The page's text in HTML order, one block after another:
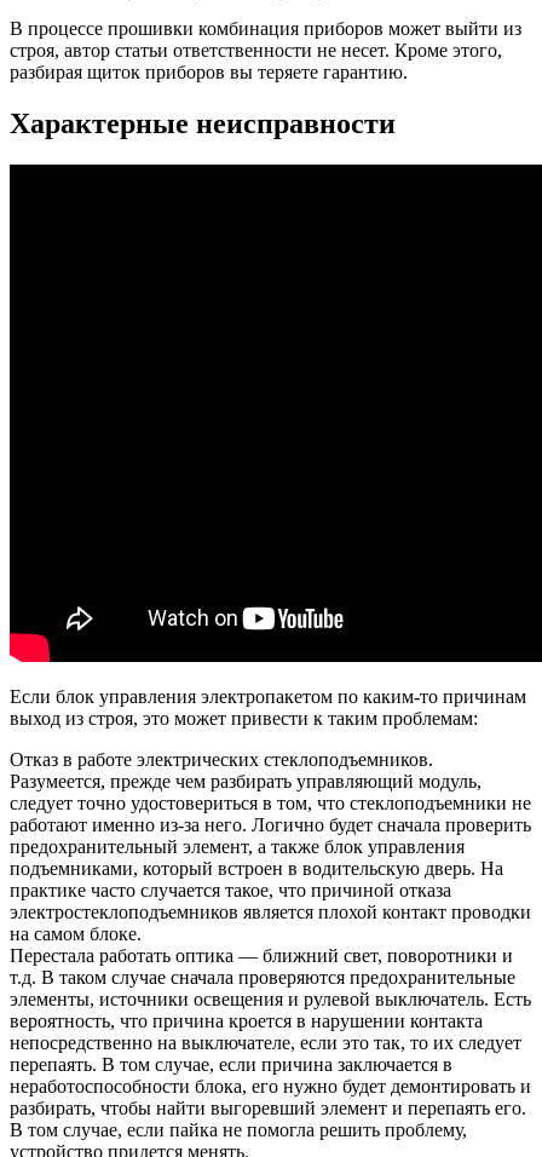
В процессе прошивки комбинация приборов может выйти из
строя, автор статьи ответственности не несет. Кроме этого,
разбирая щиток приборов вы теряете гарантию.
Характерные неисправности
Если блок управления электропакетом по каким-то причинам
выход из строя, это может привести к таким проблемам:
Отказ в работе электрических стеклоподъемников.
Разумеется, прежде чем разбирать управляющий модуль,
следует точно удостовериться в том, что стеклоподъемники не
работают именно из-за него. Логично будет сначала проверить
предохранительный элемент, а также блок управления
подъемниками, который встроен в водительскую дверь. На
практике часто случается такое, что причиной отказа
электростеклоподъемников является плохой контакт проводки
на самом блоке.
Перестала работать оптика — ближний свет, поворотники и
т.д. В таком случае сначала проверяются предохранительные
элементы, источники освещения и рулевой выключатель. Есть
вероятность, что причина кроется в нарушении контакта
непосредственно на выключателе, если это так, то их следует
перепаять. В том случае, если причина заключается в
неработоспособности блока, его нужно будет демонтировать и
разбирать, чтобы найти выгоревший элемент и перепаять его.
В том случае, если пайка не помогла решить проблему,
устройство придется менять.